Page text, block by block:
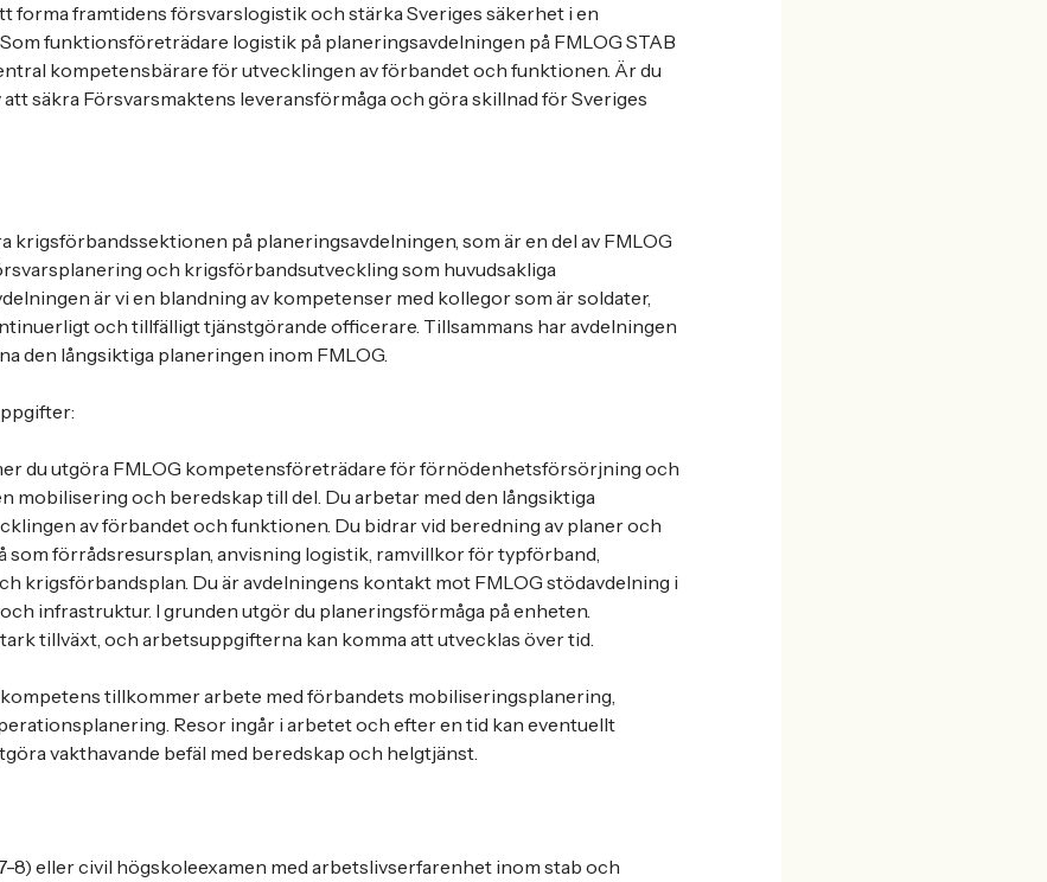
forma framtidens försvarslogistik och stärka Sveriges säkerhet i en
funktionsföreträdare logistik på planeringsavdelningen på FMLOG STAB
kompetensbärare för utvecklingen av förbandet och funktionen. Är du
att säkra Försvarsmaktens leveransförmåga och göra skillnad för Sveriges
krigsförbandssektionen på planeringsavdelningen, som är en del av FMLOG
och krigsförbandsutveckling som huvudsakliga
är vi en blandning av kompetenser med kollegor som är soldater,
och tillfälligt tjänstgörande officerare. Tillsammans har avdelningen
den långsiktiga planeringen inom FMLOG.
du utgöra FMLOG kompetensföreträdare för förnödenhetsförsörjning och
mobilisering och beredskap till del. Du arbetar med den långsiktiga
av förbandet och funktionen. Du bidrar vid beredning av planer och
som förrådsresursplan, anvisning logistik, ramvillkor för typförband,
krigsförbandsplan. Du är avdelningens kontakt mot FMLOG stödavdelning i
infrastruktur. I grunden utgör du planeringsförmåga på enheten.
tillväxt, och arbetsuppgifterna kan komma att utvecklas över tid.
tillkommer arbete med förbandets mobiliseringsplanering,
Resor ingår i arbetet och efter en tid kan eventuellt
vakthavande befäl med beredskap och helgtjänst.
8) eller civil högskoleexamen med arbetslivserfarenhet inom stab och